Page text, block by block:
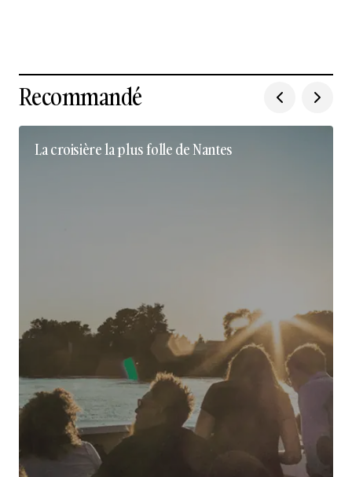
Recommandé
La croisière la plus folle de Nantes